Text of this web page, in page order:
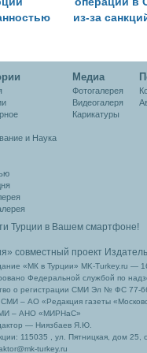
из-за
и Наука
Медиа
Фотогалерея
Видеогалеря
Карикатуры
Турции в Вашем смартфоне!
совместный проект
«МК в Турции» MK-Turkey.ru —
Федеральной службой по
о регистрации СМИ Эл № ФС 77-
СМИ – АО «Редакция газеты
– АНО «МИРНаС»
— Ниязбаев Я.Ю.
115035 , ул. Пятницкая, дом 25,
turkey.ru